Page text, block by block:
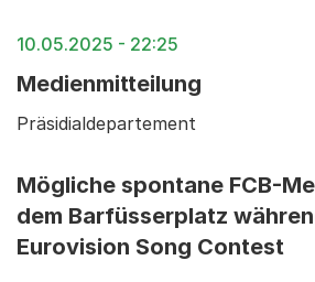
10.05.2025 - 22:25
Medienmitteilung
Präsidialdepartement
Mögliche spontane FCB-
dem Barfüsserplatz
Eurovision Song Contest